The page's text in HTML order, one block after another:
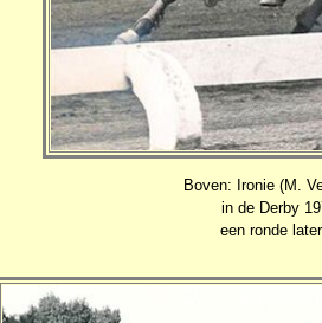
Boven: Ironie (M.
in de Derby
een ronde